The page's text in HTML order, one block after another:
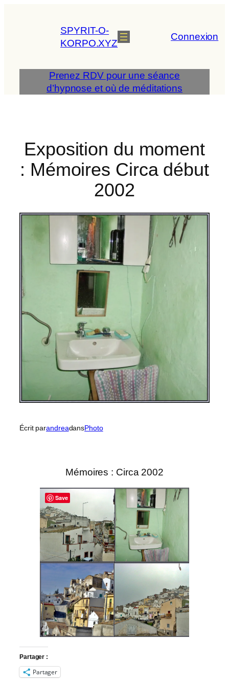
SPYRIT-O-
KORPO.XYZ
Connexion
Prenez RDV pour une séance
d’hypnose et où de méditations
Exposition du moment
: Mémoires Circa début
2002
Écrit parandreadansPhoto
Mémoires : Circa 2002
Partager :
Partager
Save